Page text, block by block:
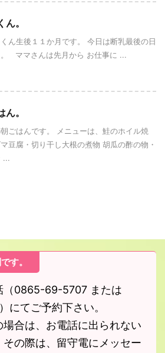
ん。
ん生後１１か月です。 今日は断乳最後の日
ママさんは先月から お仕事に ...
ん。
ごはんです。 メニューは、鮭のホイル焼
豆腐・切り干し大根の煮物 胡瓜の酢の物・
...
す。
（0865-69-5707 または
てご予約下さい。
合は、お電話に出られない
の際は、留守電にメッセー